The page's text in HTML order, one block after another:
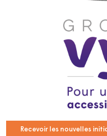
Recevoir les nouvelles